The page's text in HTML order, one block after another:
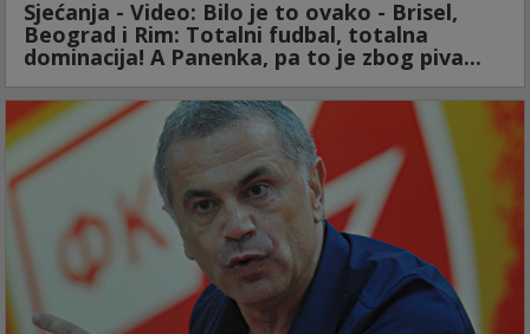
Sjećanja - Video: Bilo je to ovako - Brisel,
Beograd i Rim: Totalni fudbal, totalna
dominacija! A Panenka, pa to je zbog piva...